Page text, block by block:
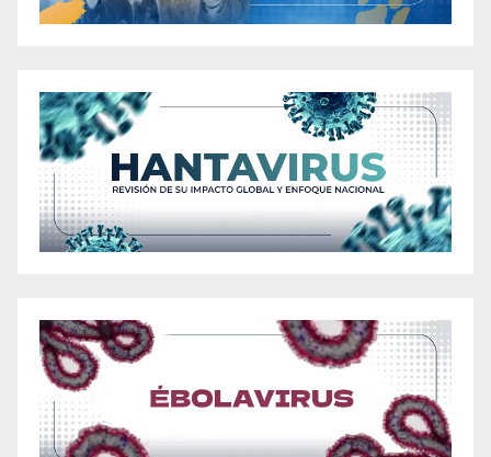
Support Healthy Weight Loss, Detox, Digestion
Rican Tea Research for Weight Loss [hiai65gtc]
Alpilean Reviews – Is Ice Hack Hoax or Fake?
Real Weight Loss or Unfounded Claims?
[ifx9ltss3]
Ancient Keto ACV Gummies Review – Is it
Supplement Ingredient Benefits [0xmx5vyer]
Ancient Keto Ingredients Review: The Latest
Research [tkavsfjrr]
Ancient Keto Review – Should You Buy This
Apple Cider Vinegar Supplement? [3a9x7fm45]